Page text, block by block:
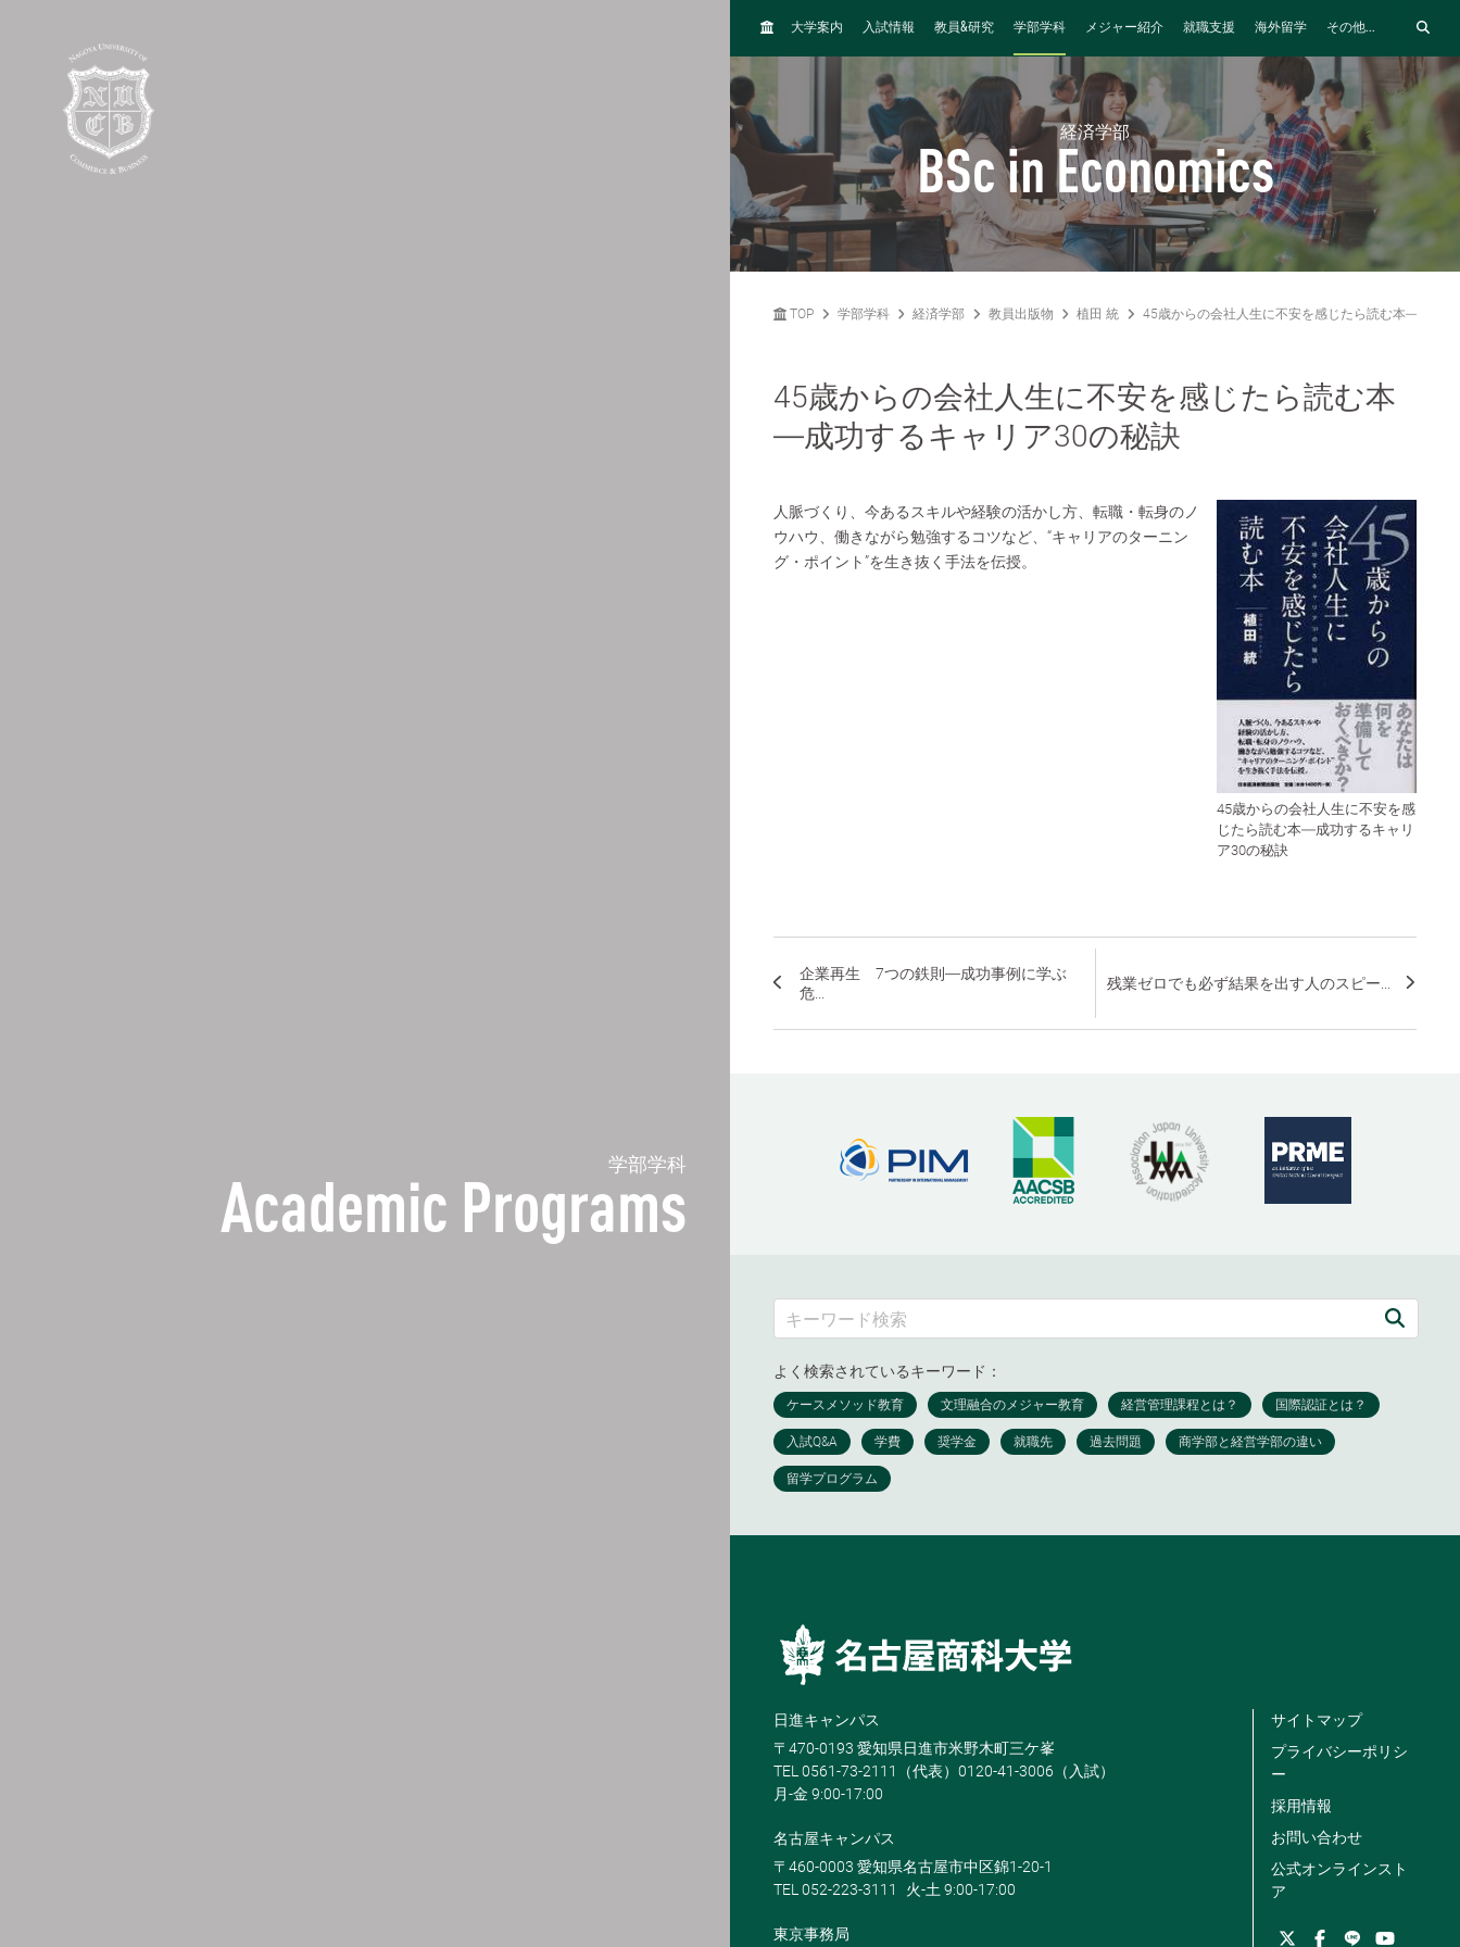
学部学科
Academic Programs
H
大学案内 入試情報 教員&研究 学部学科 メジャー紹介 就職支援 海外留学 その他...
経済学部
BSc in Economics
TOP 学部学科 経済学部 教員出版物 植田 統 45歳からの会社人生に不安を感じたら読む本―成功
45歳からの会社人生に不安を感じたら読む本
―成功するキャリア30の秘訣
45歳からの会社人生に不安を感
じたら読む本―成功するキャリ
ア30の秘訣
人脈づくり、今あるスキルや経験の活かし方、転職・転身のノ
ウハウ、働きながら勉強するコツなど、“キャリアのターニン
グ・ポイント”を生き抜く手法を伝授。
企業再生 7つの鉄則―成功事例に学ぶ
危...
残業ゼロでも必ず結果を出す人のスピー...
よく検索されているキーワード：
日進キャンパス
〒470-0193 愛知県日進市米野木町三ケ峯
TEL 0561-73-2111（代表）0120-41-3006（入試）
月-金 9:00-17:00
名古屋キャンパス
〒460-0003 愛知県名古屋市中区錦1-20-1
TEL 052-223-3111
火-土 9:00-17:00
東京事務局
サイトマップ
プライバシーポリシ
ー
採用情報
お問い合わせ
公式オンラインスト
ア